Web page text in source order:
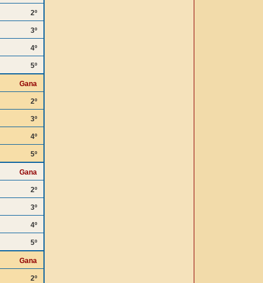
2º
3º
4º
5º
Gana
2º
3º
4º
5º
Gana
2º
3º
4º
5º
Gana
2º